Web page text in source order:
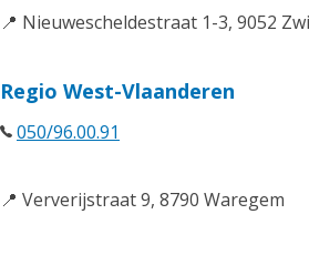
📍 Nieuwescheldestraat 1-3, 9052
Regio West-Vlaanderen
050/96.00.91
📍 Ververijstraat 9, 8790 Waregem